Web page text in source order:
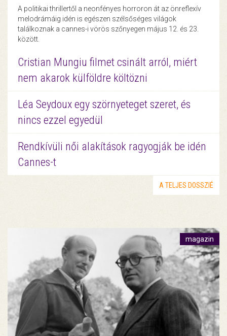
A politikai thrillertől a neonfényes horroron át az önreflexív
melodrámáig idén is egészen szélsőséges világok
találkoznak a cannes-i vörös szőnyegen május 12. és 23.
között.
Cristian Mungiu filmet csinált arról, miért
nem akarok külföldre költözni
Léa Seydoux egy szörnyeteget szeret, és
nincs ezzel egyedül
Rendkívüli női alakítások ragyogják be idén
Cannes-t
A TELJES DOSSZIÉ
magazin